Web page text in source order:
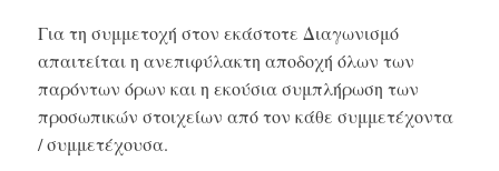
Για τη συμμετοχή στον εκάστοτε Διαγωνισμό
απαιτείται η ανεπιφύλακτη αποδοχή όλων των
παρόντων όρων και η εκούσια συμπλήρωση των
προσωπικών στοιχείων από τον κάθε συμμετέχοντα
/ συμμετέχουσα.